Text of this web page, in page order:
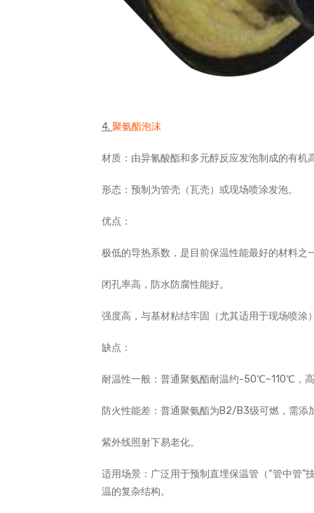
4. 聚氨酯泡沫
材质：由异氰酸酯和多元醇反应发泡制成的有机
形态：预制为管壳（瓦壳）或现场喷涂发泡。
优点：
极低的导热系数，是目前保温性能最好的材料之
闭孔率高，防水防腐性能好。
强度高，与基材粘结牢固（尤其适用于现场喷涂
缺点：
耐温性一般：普通聚氨酯耐温约-50℃~110℃，
防火性能差：普通聚氨酯为B2/B3级可燃，需添
紫外线照射下易老化。
适用场景：广泛用于预制直埋保温管（“管中管
温的复杂结构。